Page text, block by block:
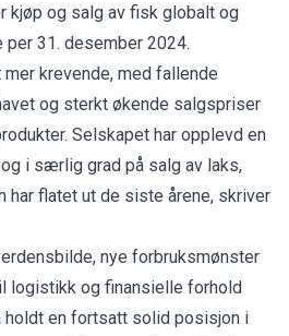
kjøp og salg av fisk globalt og
31. desember 2024.
krevende, med fallende
og sterkt økende salgspriser
Selskapet har opplevd en
i særlig grad på salg av laks,
har flatet ut de siste årene, skriver
nye forbruksmønster
logistikk og finansielle forhold
holdt en fortsatt solid posisjon i